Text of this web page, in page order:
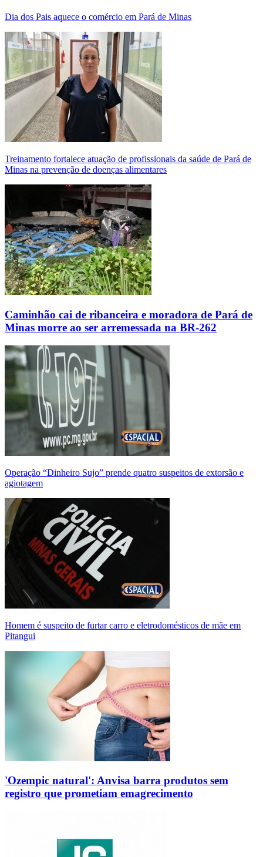
Dia dos Pais aquece o comércio em Pará de Minas
Treinamento fortalece atuação de profissionais da saúde de Pará de
Minas na prevenção de doenças alimentares
Caminhão cai de ribanceira e moradora de Pará de
Minas morre ao ser arremessada na BR-262
Operação “Dinheiro Sujo” prende quatro suspeitos de extorsão e
agiotagem
Homem é suspeito de furtar carro e eletrodomésticos de mãe em
Pitangui
'Ozempic natural': Anvisa barra produtos sem
registro que prometiam emagrecimento